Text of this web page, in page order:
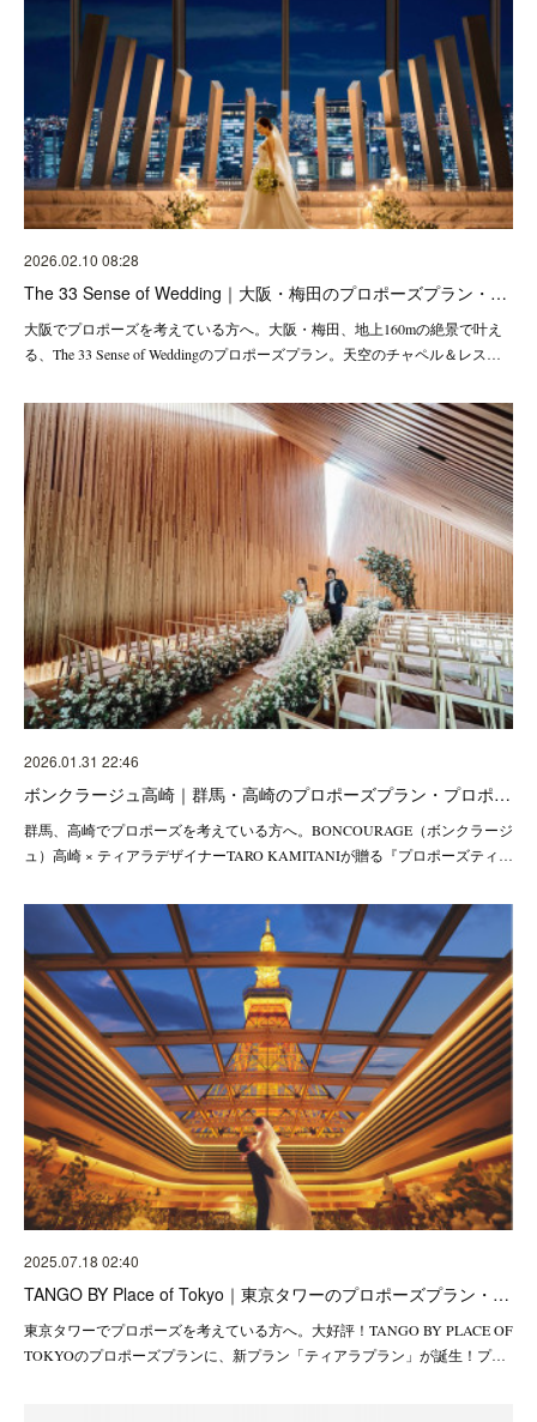
2026.02.10 08:28
The 33 Sense of Wedding｜大阪・梅田のプロポーズプラン・…
大阪でプロポーズを考えている方へ。大阪・梅田、地上160mの絶景で叶え
る、The 33 Sense of Weddingのプロポーズプラン。天空のチャペル＆レス…
2026.01.31 22:46
ボンクラージュ高崎｜群馬・高崎のプロポーズプラン・プロポ…
群馬、高崎でプロポーズを考えている方へ。BONCOURAGE（ボンクラージ
ュ）高崎 × ティアラデザイナーTARO KAMITANIが贈る『プロポーズティ…
2025.07.18 02:40
TANGO BY Place of Tokyo｜東京タワーのプロポーズプラン・…
東京タワーでプロポーズを考えている方へ。大好評！TANGO BY PLACE OF
TOKYOのプロポーズプランに、新プラン「ティアラプラン」が誕生！プ…